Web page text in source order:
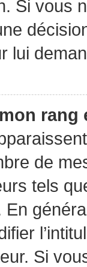
Si vous
lui
de
tels
En
Si